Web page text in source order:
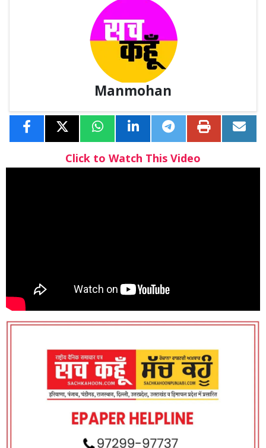
Manmohan
Click to Watch This Video